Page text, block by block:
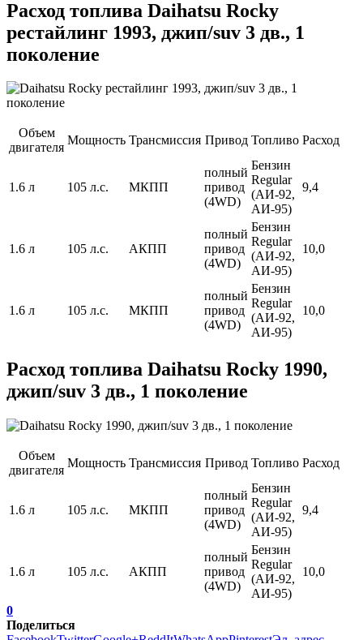
Расход топлива Daihatsu Rocky
рестайлинг 1993, джип/suv 3 дв., 1
поколение
Объем
двигателя
Мощность Трансмиссия Привод Топливо Расход
1.6 л 105 л.с. МКПП
полный
привод
(4WD)
Бензин
Regular
(АИ-92,
АИ-95)
9,4
1.6 л 105 л.с. АКПП
полный
привод
(4WD)
Бензин
Regular
(АИ-92,
АИ-95)
10,0
1.6 л 105 л.с. МКПП
полный
привод
(4WD)
Бензин
Regular
(АИ-92,
АИ-95)
10,0
Расход топлива Daihatsu Rocky 1990,
джип/suv 3 дв., 1 поколение
Объем
двигателя
Мощность Трансмиссия Привод Топливо Расход
1.6 л 105 л.с. МКПП
полный
привод
(4WD)
Бензин
Regular
(АИ-92,
АИ-95)
9,4
1.6 л 105 л.с. АКПП
полный
привод
(4WD)
Бензин
Regular
(АИ-92,
АИ-95)
10,0
0
Поделиться